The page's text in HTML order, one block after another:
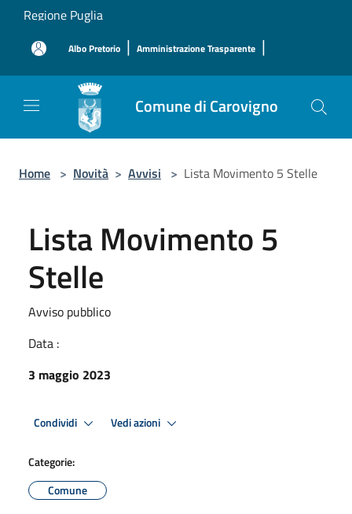
Salta al contenuto principale
Regione Puglia
Albo Pretorio | Amministrazione Trasparente |
Comune di Carovigno
Home > Novità > Avvisi > Lista Movimento 5 Stelle
Lista Movimento 5
Stelle
Avviso pubblico
Data :
3 maggio 2023
Condividi Vedi azioni
Categorie:
Comune